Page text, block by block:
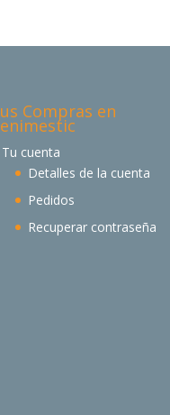
Compras en
Tu cuenta
Detalles de la cuenta
Pedidos
Recuperar contraseña